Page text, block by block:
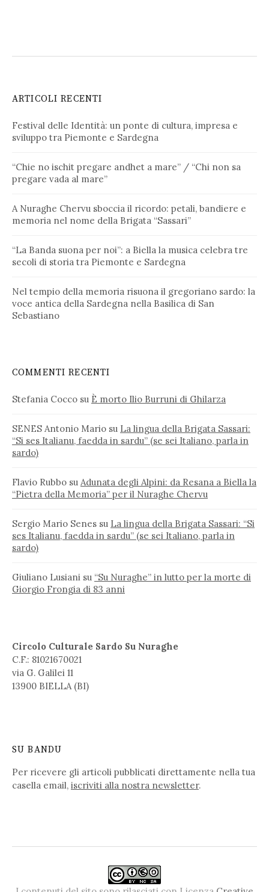
ARTICOLI RECENTI
Festival delle Identità: un ponte di cultura, impresa e
sviluppo tra Piemonte e Sardegna
“Chie no ischit pregare andhet a mare” / “Chi non sa
pregare vada al mare”
A Nuraghe Chervu sboccia il ricordo: petali, bandiere e
memoria nel nome della Brigata “Sassari”
“La Banda suona per noi”: a Biella la musica celebra tre
secoli di storia tra Piemonte e Sardegna
Nel tempio della memoria risuona il gregoriano sardo: la
voce antica della Sardegna nella Basilica di San
Sebastiano
COMMENTI RECENTI
Stefania Cocco su È morto Ilio Burruni di Ghilarza
SENES Antonio Mario su La lingua della Brigata Sassari:
“Si ses Italianu, faedda in sardu” (se sei Italiano, parla in
sardo)
Flavio Rubbo su Adunata degli Alpini: da Resana a Biella la
“Pietra della Memoria” per il Nuraghe Chervu
Sergio Mario Senes su La lingua della Brigata Sassari: “Si
ses Italianu, faedda in sardu” (se sei Italiano, parla in
sardo)
Giuliano Lusiani su “Su Nuraghe” in lutto per la morte di
Giorgio Frongia di 83 anni
Circolo Culturale Sardo Su Nuraghe
C.F.: 81021670021
via G. Galilei 11
13900 BIELLA (BI)
SU BANDU
Per ricevere gli articoli pubblicati direttamente nella tua
casella email, iscriviti alla nostra newsletter.